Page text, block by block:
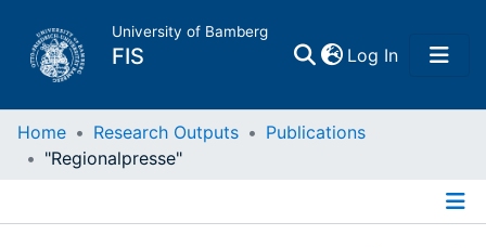
University of Bamberg
FIS Log In(current)
Home
Home Research Outputs
Publications
"Regionalpresse"